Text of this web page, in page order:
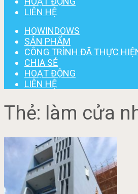
LIÊN HỆ
HOWINDOWS
SẢN PHẨM
CÔNG TRÌNH ĐÃ THỰC
CHIA SẺ
HOẠT ĐỘNG
LIÊN HỆ
Thẻ: làm cửa